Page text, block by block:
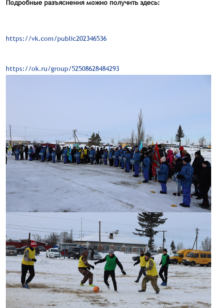
Подробные разъяснения можно получить здесь:
https://vk.com/public202346536
https://ok.ru/group/52508628484293